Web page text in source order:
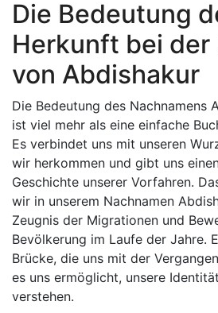
Die Bedeutung
Herkunft bei der
von Abdishakur
Die Bedeutung des Nachnamens
ist viel mehr als eine einfache
Es verbindet uns mit unseren
wir herkommen und gibt uns
Geschichte unserer Vorfahren.
wir in unserem Nachnamen
Zeugnis der Migrationen und
Bevölkerung im Laufe der Jahre.
Brücke, die uns mit der
es uns ermöglicht, unsere
verstehen.